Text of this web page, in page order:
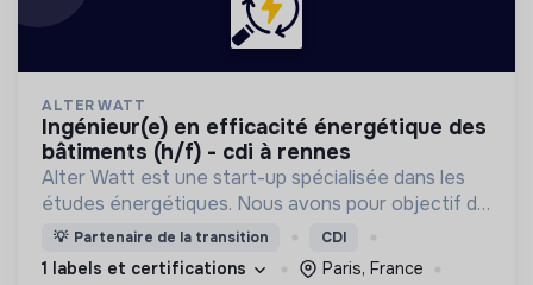
ALTER WATT
ingénieur(e) en efficacité énergétique des
bâtiments (h/f) - cdi à rennes
Alter Watt est une start-up spécialisée dans les
études énergétiques. Nous avons pour objectif de
réduire les émissions de CO2 en améliorant
l’efficacité énergétique des bâtiments.
💡 Partenaire de la transition CDI
1 labels et certifications
Paris, France